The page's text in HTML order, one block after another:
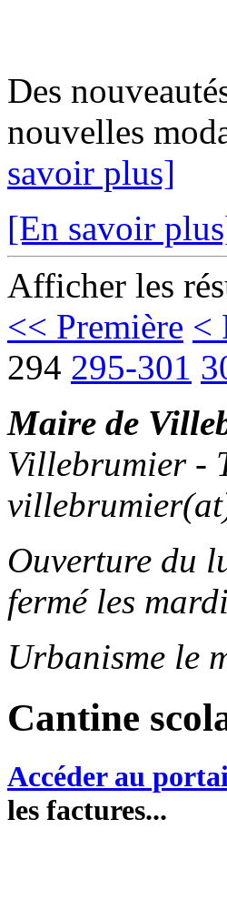
Des
nouvelles
savoir plus]
[En savoir
Afficher les
<< Première <
294 295-301
Maire de
Villebrumier -
Ouverture du
fermé les
Urbanisme le
Cantine
Accéder au
les factures...